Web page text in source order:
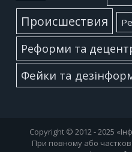
Происшествия
Реформи та
Фейки та
Copyright © 2012 - 2025
При повному або